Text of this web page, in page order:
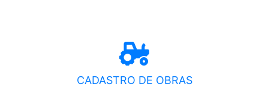
CADASTRO DE OBRAS